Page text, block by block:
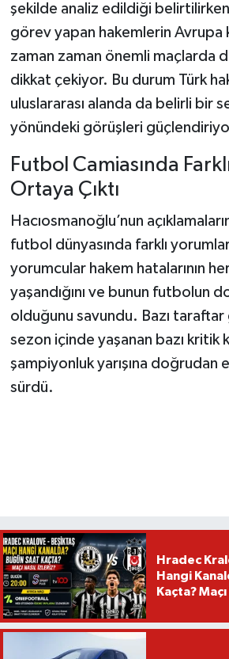
şekilde analiz edildiği
görev yapan hakemlerin Avrupa
zaman zaman önemli maçlarda
dikkat çekiyor. Bu durum Türk
uluslararası alanda da belirli bir
yönündeki görüşleri
Futbol Camiasında
Ortaya Çıktı
Hacıosmanoğlu’nun
futbol dünyasında farklı yorumlar
yorumcular hakem hatalarının
yaşandığını ve bunun futbolun
olduğunu savundu. Bazı taraftar
sezon içinde yaşanan bazı kritik
şampiyonluk yarışına doğrudan
sürdü.
Hradec
Hangi
Kaçta?